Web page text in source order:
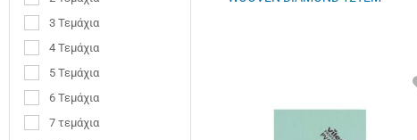
3 Τεμάχια
4 Τεμάχια
5 Τεμάχια
6 Τεμάχια
7 τεμάχια